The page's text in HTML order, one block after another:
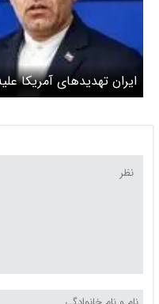
ایران تهدیدهای آمریکا